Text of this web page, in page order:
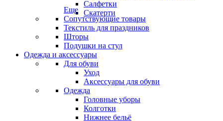
Салфетки
Скатерти
Еще
Сопутствующие товары
Текстиль для праздников
Шторы
Подушки на стул
Одежда и аксессуары
Для обуви
Уход
Аксессуары для обуви
Одежда
Головные уборы
Колготки
Нижнее бельё